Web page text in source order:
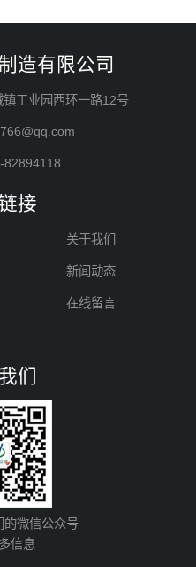
造有限公司
工业园西环一路12号
82894118
接
关于我们
新闻动态
在线留言
们
的微信公众号
信息